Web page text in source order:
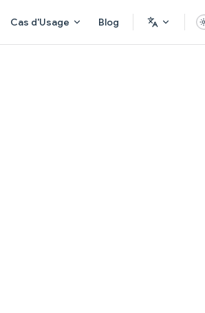
Cas d'Usage Blog